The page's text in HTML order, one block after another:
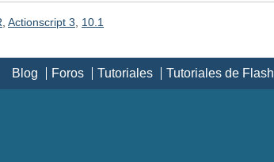
Actionscript 3 10.1
Blog Foros Tutoriales Tutoriales de Flash